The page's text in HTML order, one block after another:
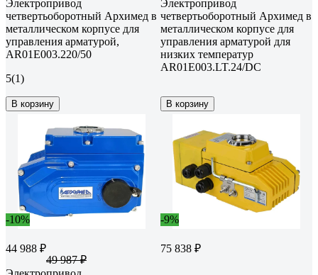
Электропривод
четвертьоборотный Архимед в
металлическом корпусе для
управления арматурой,
AR01E003.220/50
5(1)
В корзину
Электропривод
четвертьоборотный Архимед в
металлическом корпусе для
управления арматурой для
низких температур
AR01E003.LT.24/DC
В корзину
-10%
44 988 ₽
49 987 ₽
-9%
75 838 ₽